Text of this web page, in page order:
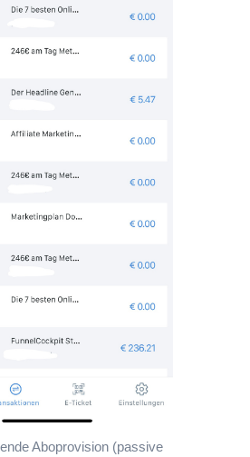
Aboprovision (passive